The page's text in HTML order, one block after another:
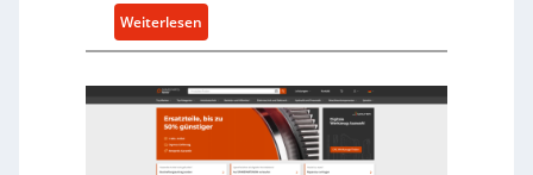
u
t
z
f
ü
r
i
Weiterlesen:
C
l
l